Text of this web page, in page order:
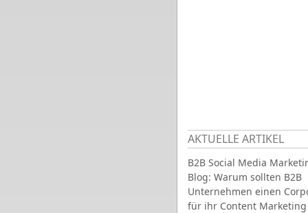
AKTUELLE ARTIKEL
B2B Social Media
Blog: Warum sollten B2B
Unternehmen einen
für ihr Content Marketing